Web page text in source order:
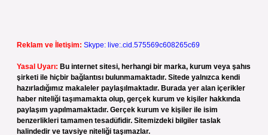
Reklam ve İletişim: Skype: live:.cid.575569c608265c69
Yasal Uyarı: Bu internet sitesi, herhangi bir marka, kurum veya şahıs
şirketi ile hiçbir bağlantısı bulunmamaktadır. Sitede yalnızca kendi
hazırladığımız makaleler paylaşılmaktadır. Burada yer alan içerikler
haber niteliği taşımamakta olup, gerçek kurum ve kişiler hakkında
paylaşım yapılmamaktadır. Gerçek kurum ve kişiler ile isim
benzerlikleri tamamen tesadüfidir. Sitemizdeki bilgiler taslak
halindedir ve tavsiye niteliği taşımazlar.